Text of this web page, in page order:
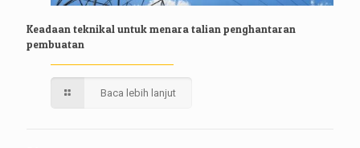
Keadaan teknikal untuk menara talian penghantaran
pembuatan
Baca lebih lanjut